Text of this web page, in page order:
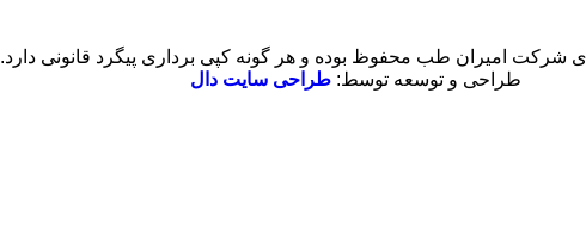
شرکت امیران طب محفوظ بوده و هر گونه کپی برداری پیگرد قانونی دارد.
طراحی و توسعه توسط:طراحی سایت دال